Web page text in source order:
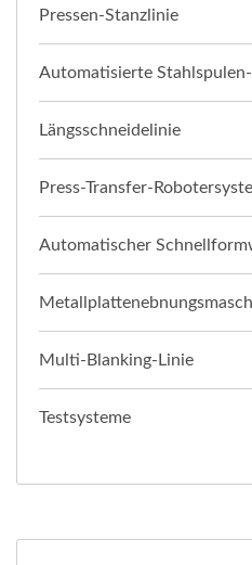
Pressen-Stanzlinie
Automatisierte
Längsschneidelinie
Press-Transfer-
Automatischer
Multi-Blanking-Linie
Testsysteme